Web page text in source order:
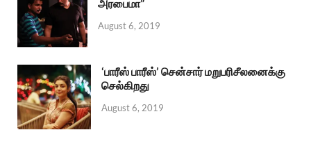
அரபைமா”
August 6, 2019
‘பாரீஸ் பாரீஸ்’ சென்சார் மறுபரிசீலனைக்கு
செல்கிறது
August 6, 2019